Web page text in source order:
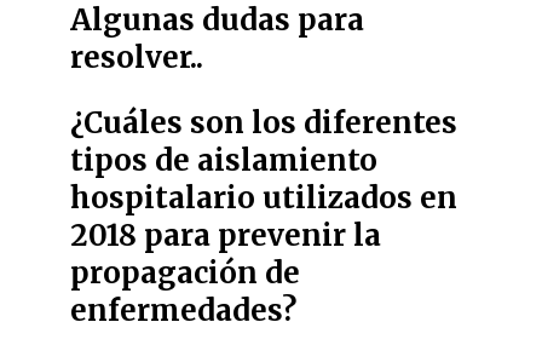
Algunas dudas para
resolver..
¿Cuáles son los diferentes
tipos de aislamiento
hospitalario utilizados en
2018 para prevenir la
propagación de
enfermedades?